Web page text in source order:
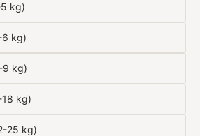
kg)
6 kg)
9 kg)
18 kg)
25 kg)